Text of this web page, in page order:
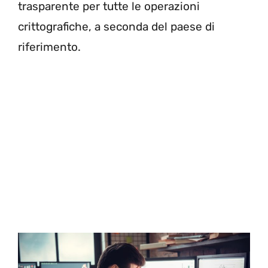
trasparente per tutte le operazioni
crittografiche, a seconda del paese di
riferimento.